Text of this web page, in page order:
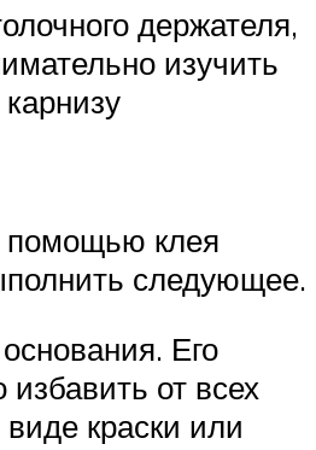
держателя,
изучить
клея
следующее.
Его
от всех
краски или